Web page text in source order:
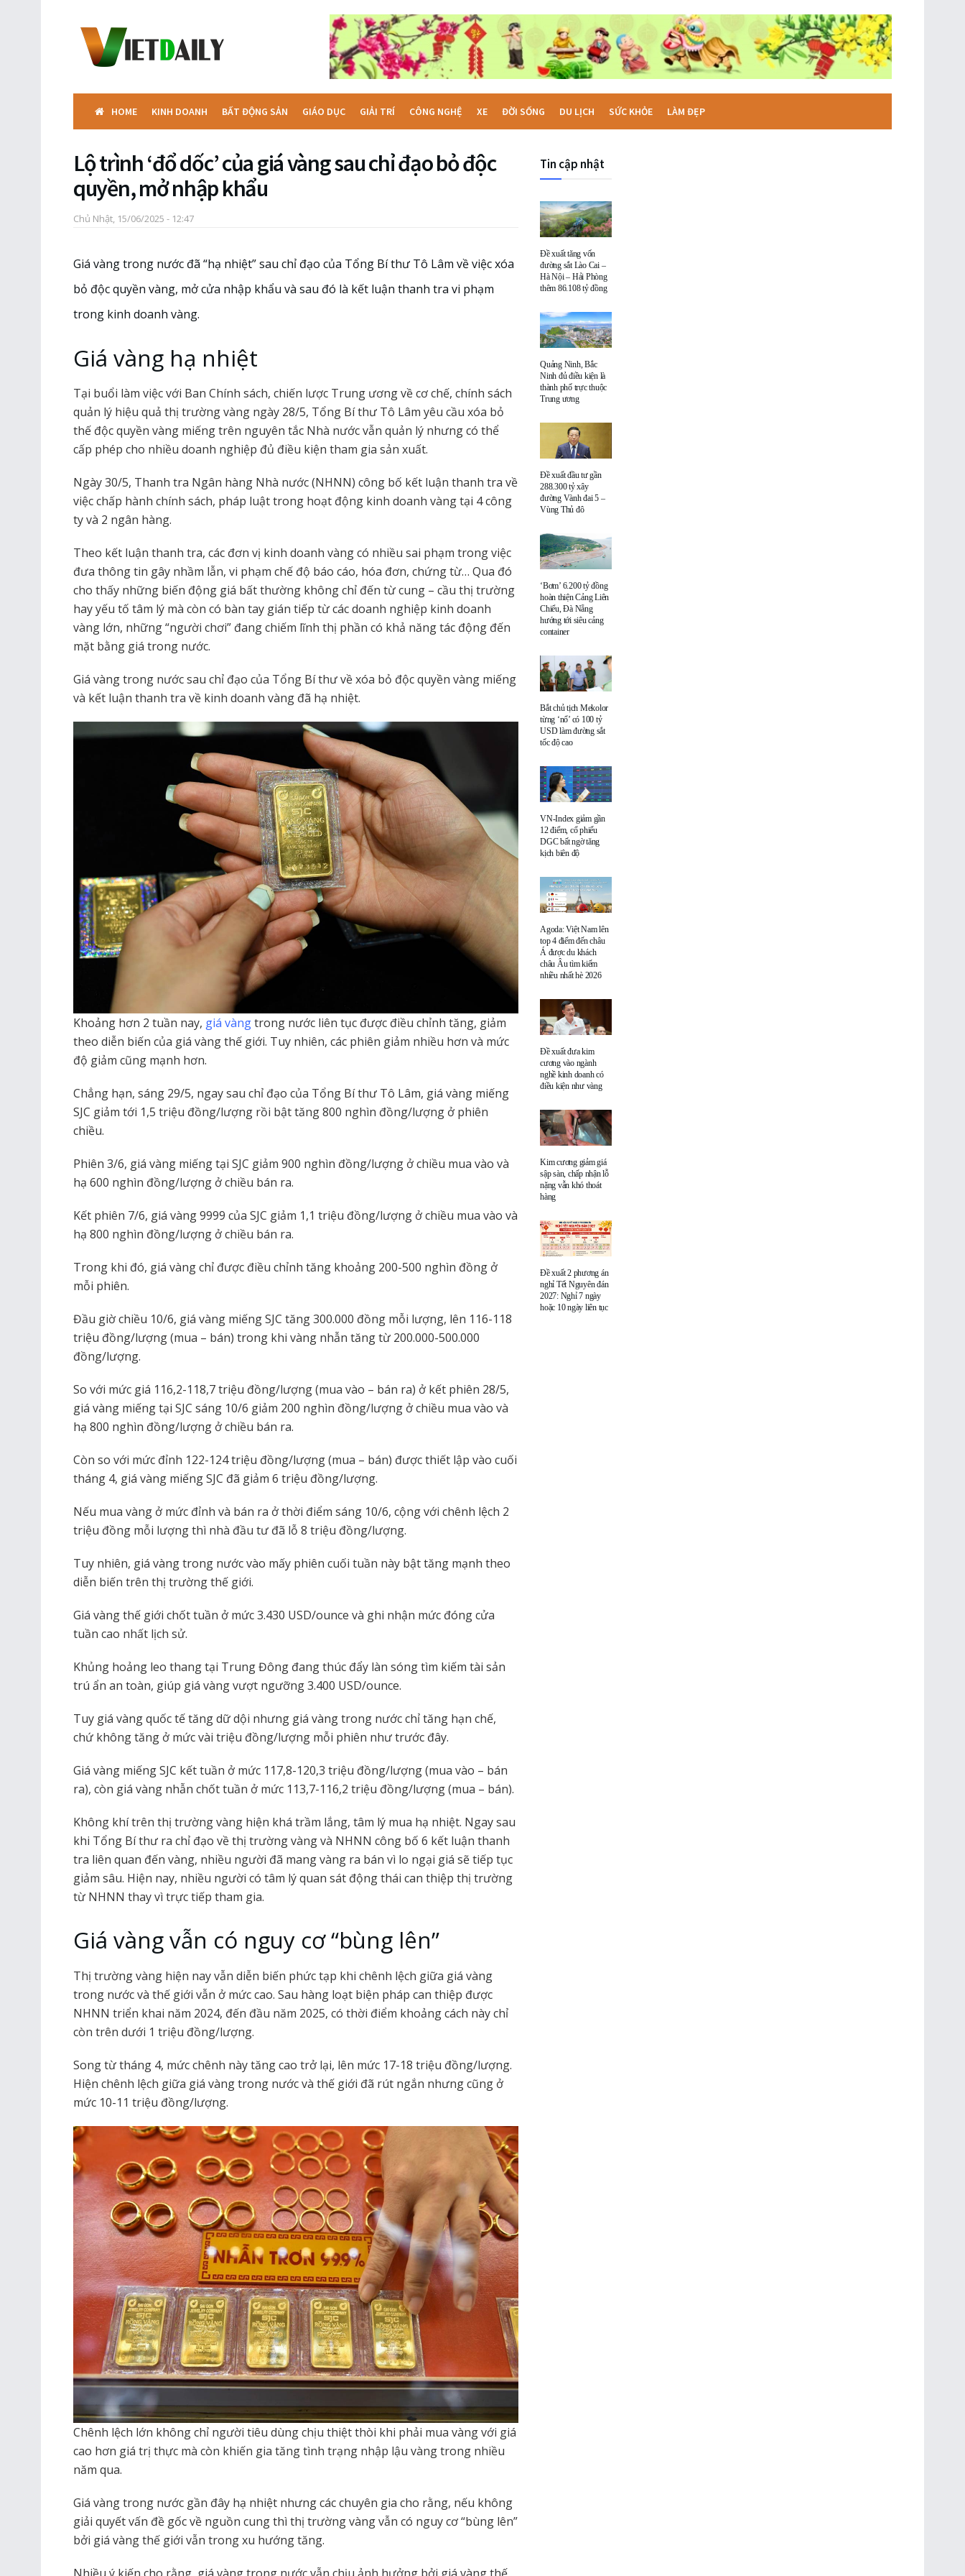
HOME KINH DOANH BẤT ĐỘNG SẢN GIÁO DỤC GIẢI TRÍ CÔNG NGHỆ XE ĐỜI SỐNG DU LỊCH SỨC KHỎE LÀM ĐẸP
Lộ trình ‘đổ dốc’ của giá vàng sau chỉ đạo bỏ độc
quyền, mở nhập khẩu
Chủ Nhật, 15/06/2025 - 12:47
Giá vàng trong nước đã “hạ nhiệt” sau chỉ đạo của Tổng Bí thư Tô Lâm về việc xóa
bỏ độc quyền vàng, mở cửa nhập khẩu và sau đó là kết luận thanh tra vi phạm
trong kinh doanh vàng.
Giá vàng hạ nhiệt
Tại buổi làm việc với Ban Chính sách, chiến lược Trung ương về cơ chế, chính sách
quản lý hiệu quả thị trường vàng ngày 28/5, Tổng Bí thư Tô Lâm yêu cầu xóa bỏ
thế độc quyền vàng miếng trên nguyên tắc Nhà nước vẫn quản lý nhưng có thể
cấp phép cho nhiều doanh nghiệp đủ điều kiện tham gia sản xuất.
Ngày 30/5, Thanh tra Ngân hàng Nhà nước (NHNN) công bố kết luận thanh tra về
việc chấp hành chính sách, pháp luật trong hoạt động kinh doanh vàng tại 4 công
ty và 2 ngân hàng.
Theo kết luận thanh tra, các đơn vị kinh doanh vàng có nhiều sai phạm trong việc
đưa thông tin gây nhầm lẫn, vi phạm chế độ báo cáo, hóa đơn, chứng từ… Qua đó
cho thấy những biến động giá bất thường không chỉ đến từ cung – cầu thị trường
hay yếu tố tâm lý mà còn có bàn tay gián tiếp từ các doanh nghiệp kinh doanh
vàng lớn, những “người chơi” đang chiếm lĩnh thị phần có khả năng tác động đến
mặt bằng giá trong nước.
Giá vàng trong nước sau chỉ đạo của Tổng Bí thư về xóa bỏ độc quyền vàng miếng
và kết luận thanh tra về kinh doanh vàng đã hạ nhiệt.
Khoảng hơn 2 tuần nay, giá vàngtrong nước liên tục được điều chỉnh tăng, giảm
theo diễn biến của giá vàng thế giới. Tuy nhiên, các phiên giảm nhiều hơn và mức
độ giảm cũng mạnh hơn.
Chẳng hạn, sáng 29/5, ngay sau chỉ đạo của Tổng Bí thư Tô Lâm, giá vàng miếng
SJC giảm tới 1,5 triệu đồng/lượng rồi bật tăng 800 nghìn đồng/lượng ở phiên
chiều.
Phiên 3/6, giá vàng miếng tại SJC giảm 900 nghìn đồng/lượng ở chiều mua vào và
hạ 600 nghìn đồng/lượng ở chiều bán ra.
Kết phiên 7/6, giá vàng 9999 của SJC giảm 1,1 triệu đồng/lượng ở chiều mua vào và
hạ 800 nghìn đồng/lượng ở chiều bán ra.
Trong khi đó, giá vàng chỉ được điều chỉnh tăng khoảng 200-500 nghìn đồng ở
mỗi phiên.
Đầu giờ chiều 10/6, giá vàng miếng SJC tăng 300.000 đồng mỗi lượng, lên 116-118
triệu đồng/lượng (mua – bán) trong khi vàng nhẫn tăng từ 200.000-500.000
đồng/lượng.
So với mức giá 116,2-118,7 triệu đồng/lượng (mua vào – bán ra) ở kết phiên 28/5,
giá vàng miếng tại SJC sáng 10/6 giảm 200 nghìn đồng/lượng ở chiều mua vào và
hạ 800 nghìn đồng/lượng ở chiều bán ra.
Còn so với mức đỉnh 122-124 triệu đồng/lượng (mua – bán) được thiết lập vào cuối
tháng 4, giá vàng miếng SJC đã giảm 6 triệu đồng/lượng.
Nếu mua vàng ở mức đỉnh và bán ra ở thời điểm sáng 10/6, cộng với chênh lệch 2
triệu đồng mỗi lượng thì nhà đầu tư đã lỗ 8 triệu đồng/lượng.
Tuy nhiên, giá vàng trong nước vào mấy phiên cuối tuần này bật tăng mạnh theo
diễn biến trên thị trường thế giới.
Giá vàng thế giới chốt tuần ở mức 3.430 USD/ounce và ghi nhận mức đóng cửa
tuần cao nhất lịch sử.
Khủng hoảng leo thang tại Trung Đông đang thúc đẩy làn sóng tìm kiếm tài sản
trú ẩn an toàn, giúp giá vàng vượt ngưỡng 3.400 USD/ounce.
Tuy giá vàng quốc tế tăng dữ dội nhưng giá vàng trong nước chỉ tăng hạn chế,
chứ không tăng ở mức vài triệu đồng/lượng mỗi phiên như trước đây.
Giá vàng miếng SJC kết tuần ở mức 117,8-120,3 triệu đồng/lượng (mua vào – bán
ra), còn giá vàng nhẫn chốt tuần ở mức 113,7-116,2 triệu đồng/lượng (mua – bán).
Không khí trên thị trường vàng hiện khá trầm lắng, tâm lý mua hạ nhiệt. Ngay sau
khi Tổng Bí thư ra chỉ đạo về thị trường vàng và NHNN công bố 6 kết luận thanh
tra liên quan đến vàng, nhiều người đã mang vàng ra bán vì lo ngại giá sẽ tiếp tục
giảm sâu. Hiện nay, nhiều người có tâm lý quan sát động thái can thiệp thị trường
từ NHNN thay vì trực tiếp tham gia.
Giá vàng vẫn có nguy cơ “bùng lên”
Thị trường vàng hiện nay vẫn diễn biến phức tạp khi chênh lệch giữa giá vàng
trong nước và thế giới vẫn ở mức cao. Sau hàng loạt biện pháp can thiệp được
NHNN triển khai năm 2024, đến đầu năm 2025, có thời điểm khoảng cách này chỉ
còn trên dưới 1 triệu đồng/lượng.
Song từ tháng 4, mức chênh này tăng cao trở lại, lên mức 17-18 triệu đồng/lượng.
Hiện chênh lệch giữa giá vàng trong nước và thế giới đã rút ngắn nhưng cũng ở
mức 10-11 triệu đồng/lượng.
Chênh lệch lớn không chỉ người tiêu dùng chịu thiệt thòi khi phải mua vàng với giá
cao hơn giá trị thực mà còn khiến gia tăng tình trạng nhập lậu vàng trong nhiều
năm qua.
Giá vàng trong nước gần đây hạ nhiệt nhưng các chuyên gia cho rằng, nếu không
giải quyết vấn đề gốc về nguồn cung thì thị trường vàng vẫn có nguy cơ “bùng lên”
bởi giá vàng thế giới vẫn trong xu hướng tăng.
Tin cập nhật
Đề xuất tăng vốn
đường sắt Lào Cai –
Hà Nội – Hải Phòng
thêm 86.108 tỷ đồng
Quảng Ninh, Bắc
Ninh đủ điều kiện là
thành phố trực thuộc
Trung ương
Đề xuất đầu tư gần
288.300 tỷ xây
đường Vành đai 5 –
Vùng Thủ đô
‘Bơm’ 6.200 tỷ đồng
hoàn thiện Cảng Liên
Chiểu, Đà Nẵng
hướng tới siêu cảng
container
Bắt chủ tịch Mekolor
từng ‘nổ’ có 100 tỷ
USD làm đường sắt
tốc độ cao
VN-Index giảm gần
12 điểm, cổ phiếu
DGC bất ngờ tăng
kịch biên độ
Agoda: Việt Nam lên
top 4 điểm đến châu
Á được du khách
châu Âu tìm kiếm
nhiều nhất hè 2026
Đề xuất đưa kim
cương vào ngành
nghề kinh doanh có
điều kiện như vàng
Kim cương giảm giá
sập sàn, chấp nhận lỗ
nặng vẫn khó thoát
hàng
Đề xuất 2 phương án
nghỉ Tết Nguyên đán
2027: Nghỉ 7 ngày
hoặc 10 ngày liên tục